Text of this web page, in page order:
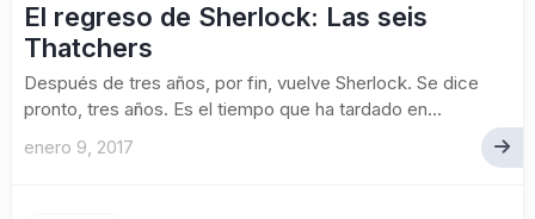
El regreso de Sherlock: Las seis
Thatchers
Después de tres años, por fin, vuelve Sherlock. Se dice
pronto, tres años. Es el tiempo que ha tardado en...
enero 9, 2017